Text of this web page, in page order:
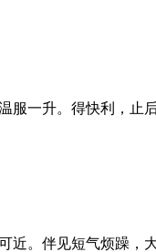
一升。得快利，止
。伴见短气烦躁